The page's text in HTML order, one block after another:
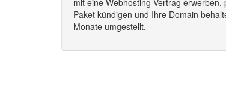
mit eine Webhosting Vertrag
Paket kündigen und Ihre Domain
Monate umgestellt.